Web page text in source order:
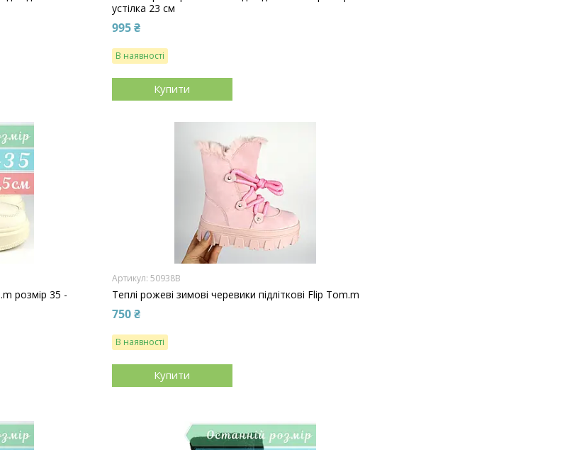
устілка 23 см
995 ₴
В наявності
Купити
розмір 35 -
50938B
Теплі рожеві зимові черевики підліткові Flip Tom.m
750 ₴
В наявності
Купити